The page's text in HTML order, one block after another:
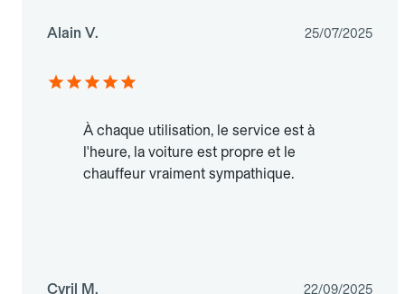
Alain V. 25/07/2025
À chaque utilisation, le service est à
l'heure, la voiture est propre et le
chauffeur vraiment sympathique.
Cyril M. 22/09/2025